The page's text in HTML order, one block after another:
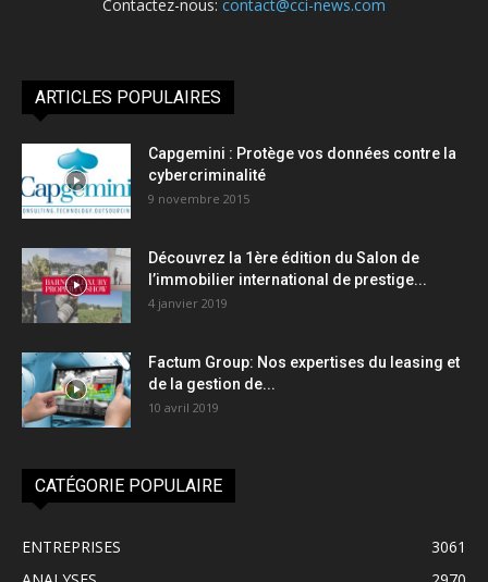
Contactez-nous: contact@cci-news.com
ARTICLES POPULAIRES
Capgemini : Protège vos données contre la
cybercriminalité
9 novembre 2015
Découvrez la 1ère édition du Salon de
l’immobilier international de prestige...
4 janvier 2019
Factum Group: Nos expertises du leasing et
de la gestion de...
10 avril 2019
CATÉGORIE POPULAIRE
ENTREPRISES
3061